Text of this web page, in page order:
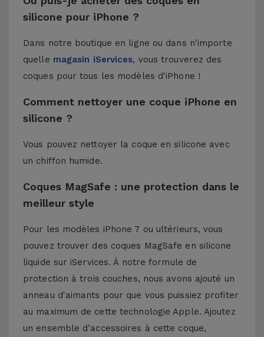
silicone pour iPhone ?
Dans notre boutique en ligne ou dans n'importe
quelle magasin iServices, vous trouverez des
coques pour tous les modèles d'iPhone !
Comment nettoyer une coque iPhone en
silicone ?
Vous pouvez nettoyer la coque en silicone avec
un chiffon humide.
Coques MagSafe : une protection dans le
meilleur style
Pour les modèles iPhone 7 ou ultérieurs, vous
pouvez trouver des coques MagSafe en silicone
liquide sur iServices. À notre formule de
protection à trois couches, nous avons ajouté un
anneau d'aimants pour que vous puissiez profiter
au maximum de cette technologie Apple. Ajoutez
un ensemble d'accessoires à cette coque,